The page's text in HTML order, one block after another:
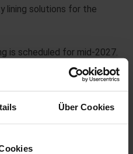
Über Cookies
lining solutions for the
is scheduled for mid-2027.